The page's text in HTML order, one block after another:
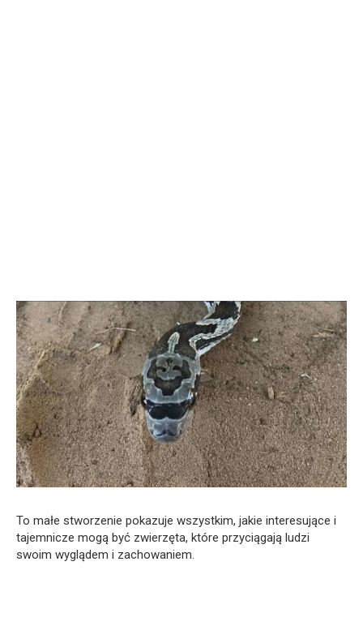
To małe stworzenie pokazuje wszystkim, jakie interesujące i
tajemnicze mogą być zwierzęta, które przyciągają ludzi
swoim wyglądem i zachowaniem.